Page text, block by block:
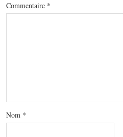
Commentaire *
Nom *